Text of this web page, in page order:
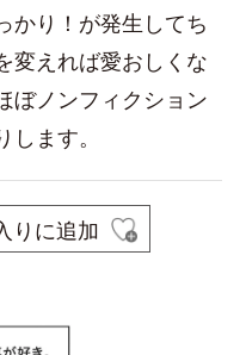
かり！が発生してち
変えれば愛おしくな
ぼノンフィクション
ます。
りに追加